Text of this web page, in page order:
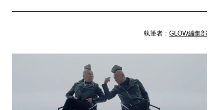
執筆者：GLOW編集部